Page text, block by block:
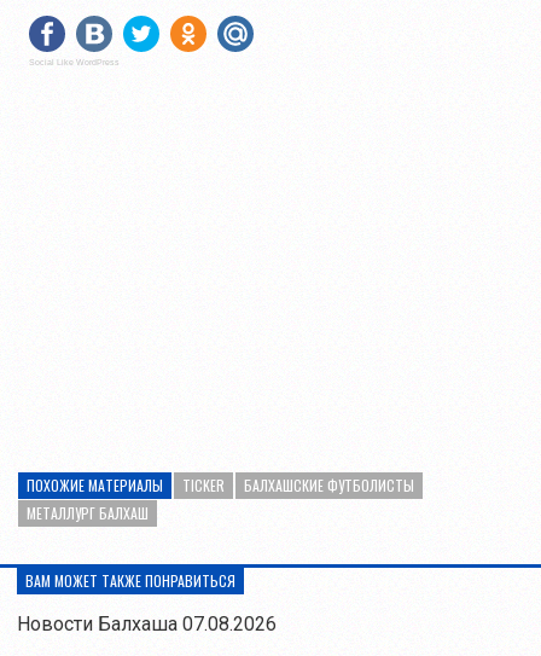
Social Like WordPress
ПОХОЖИЕ МАТЕРИАЛЫ TICKER
БАЛХАШСКИЕ ФУТБОЛИСТЫ
МЕТАЛЛУРГ БАЛХАШ
ВАМ МОЖЕТ ТАКЖЕ ПОНРАВИТЬСЯ
Новости Балхаша 07.08.2026